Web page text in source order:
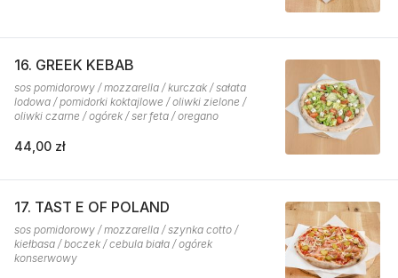
16. GREEK KEBAB
sos pomidorowy / mozzarella / kurczak / sałata
lodowa / pomidorki koktajlowe / oliwki zielone /
oliwki czarne / ogórek / ser feta / oregano
44,00 zł
17. TAST E OF POLAND
sos pomidorowy / mozzarella / szynka cotto /
kiełbasa / boczek / cebula biała / ogórek
konserwowy